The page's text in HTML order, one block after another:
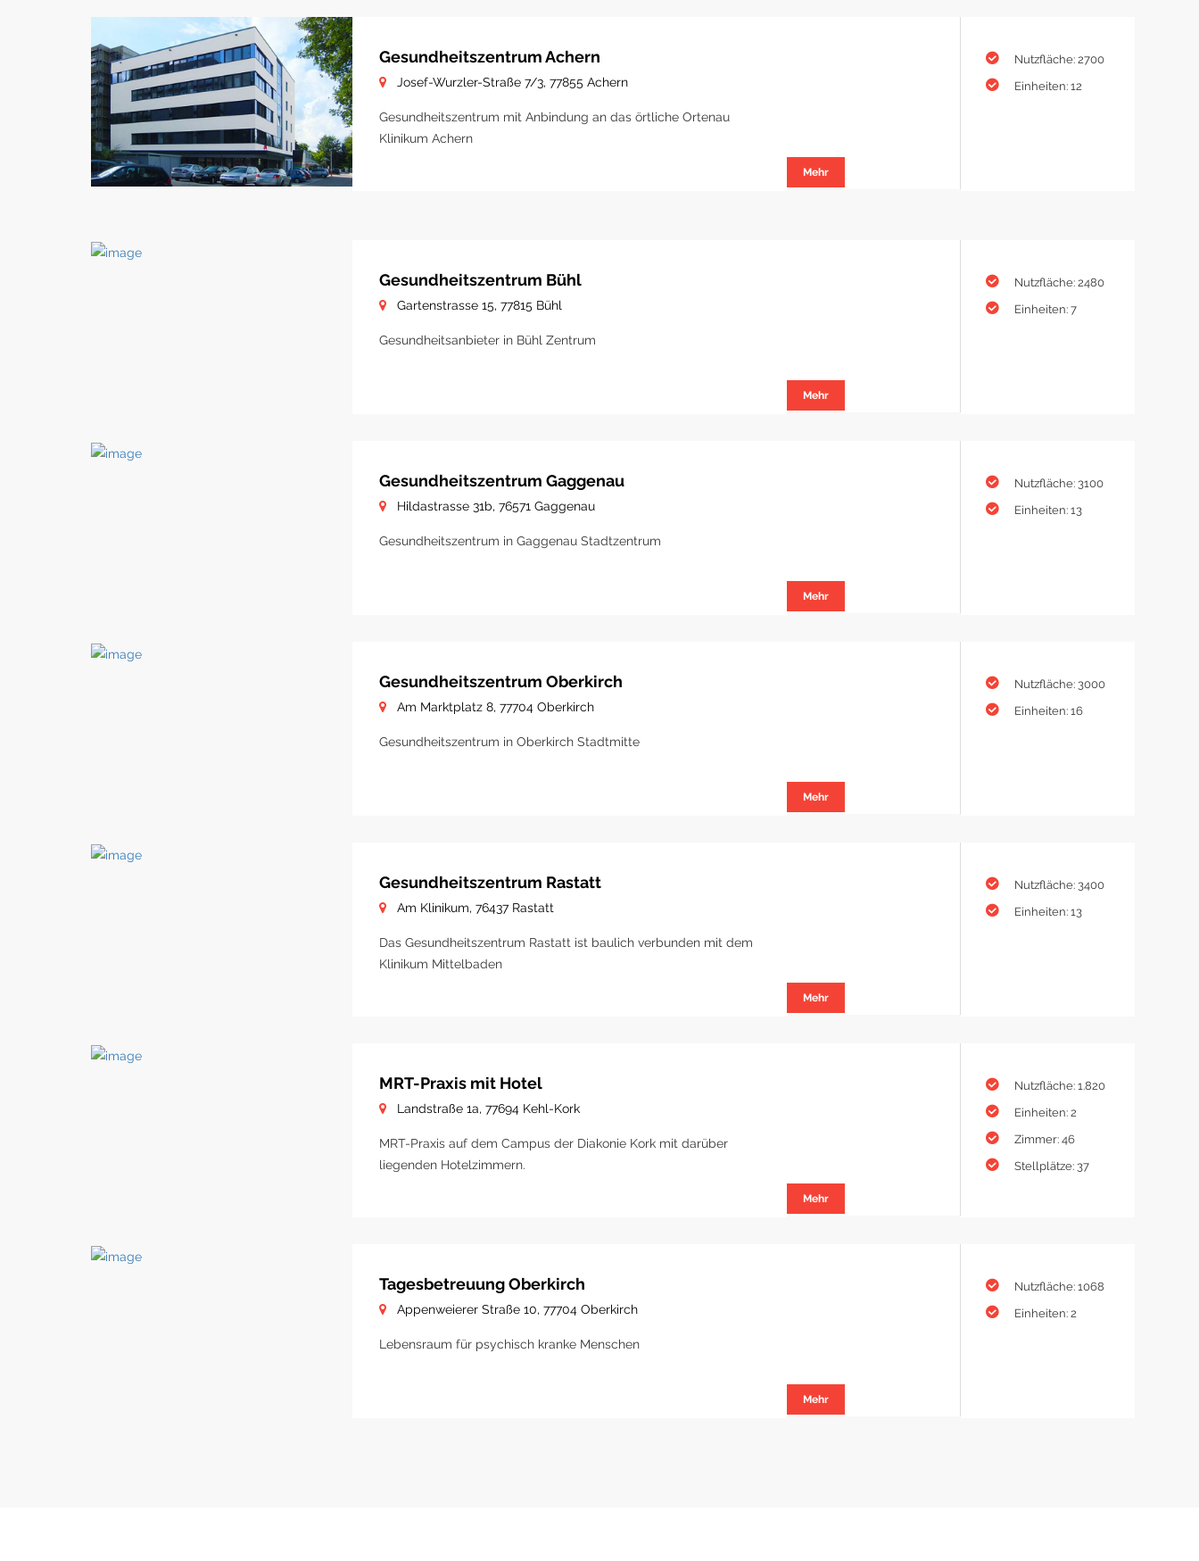
Gesundheitszentrum Achern
Josef-Wurzler-Straße 7/3, 77855 Achern
Gesundheitszentrum mit Anbindung an das örtliche Ortenau
Klinikum Achern
Mehr
Nutzfläche: 2700
Einheiten: 12
Gesundheitszentrum Bühl
Gartenstrasse 15, 77815 Bühl
Gesundheitsanbieter in Bühl Zentrum
Mehr
Nutzfläche: 2480
Einheiten: 7
Gesundheitszentrum Gaggenau
Hildastrasse 31b, 76571 Gaggenau
Gesundheitszentrum in Gaggenau Stadtzentrum
Mehr
Nutzfläche: 3100
Einheiten: 13
Gesundheitszentrum Oberkirch
Am Marktplatz 8, 77704 Oberkirch
Gesundheitszentrum in Oberkirch Stadtmitte
Mehr
Nutzfläche: 3000
Einheiten: 16
Gesundheitszentrum Rastatt
Am Klinikum, 76437 Rastatt
Das Gesundheitszentrum Rastatt ist baulich verbunden mit dem
Klinikum Mittelbaden
Mehr
Nutzfläche: 3400
Einheiten: 13
MRT-Praxis mit Hotel
Landstraße 1a, 77694 Kehl-Kork
MRT-Praxis auf dem Campus der Diakonie Kork mit darüber
liegenden Hotelzimmern.
Mehr
Nutzfläche: 1.820
Einheiten: 2
Zimmer: 46
Stellplätze: 37
Tagesbetreuung Oberkirch
Appenweierer Straße 10, 77704 Oberkirch
Lebensraum für psychisch kranke Menschen
Mehr
Nutzfläche: 1068
Einheiten: 2